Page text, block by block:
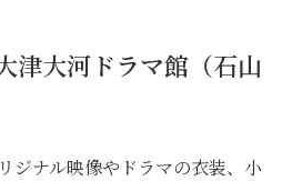
津大河ドラマ館（石山
ジナル映像やドラマの衣装、小